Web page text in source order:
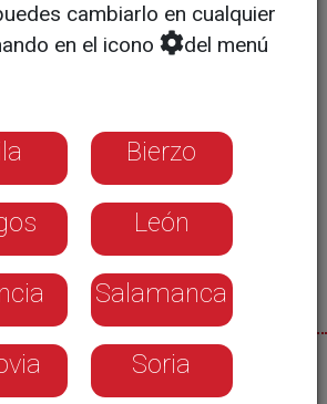
cambiarlo en cualquier
en el icono
del menú
Bierzo
León
Salamanca
Soria